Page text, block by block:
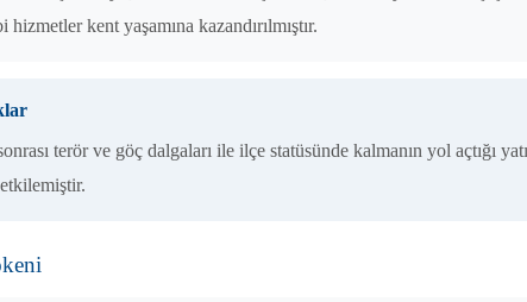
kent yaşamına kazandırılmıştır.
terör ve göç dalgaları ile ilçe statüsünde kalmanın yol açtığı